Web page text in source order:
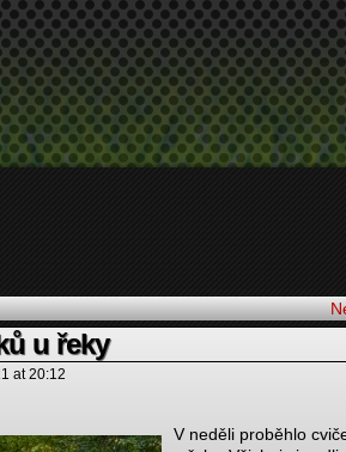
u řeky
at20:12
V neděli proběhlo